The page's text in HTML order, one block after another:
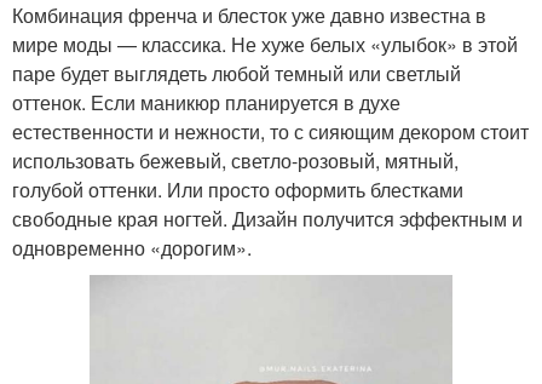
Комбинация френча и блесток уже давно известна в
мире моды — классика. Не хуже белых «улыбок» в этой
паре будет выглядеть любой темный или светлый
оттенок. Если маникюр планируется в духе
естественности и нежности, то с сияющим декором стоит
использовать бежевый, светло-розовый, мятный,
голубой оттенки. Или просто оформить блестками
свободные края ногтей. Дизайн получится эффектным и
одновременно «дорогим».